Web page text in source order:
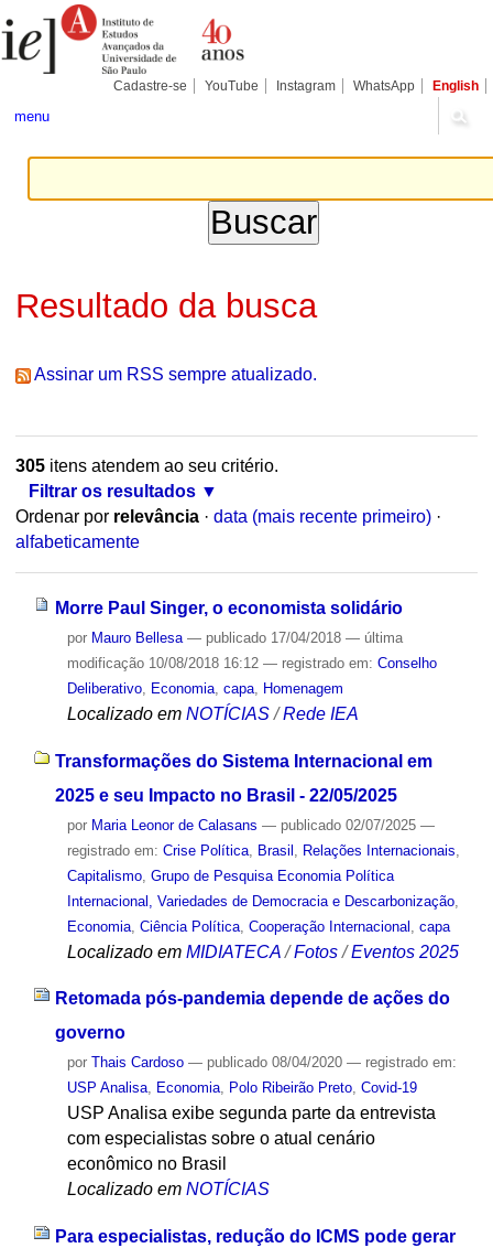
para
conteúdo.
Pessoais
Cadastre-se YouTube Instagram WhatsApp English
menu
Resultado da busca
Assinar um RSS sempre atualizado.
305itens atendem ao seu critério.
Filtrar os resultados
Ordenar por relevância · data (mais recente primeiro) ·
alfabeticamente
Morre Paul Singer, o economista solidário
por Mauro Bellesa — publicado17/04/2018 — última
modificação10/08/2018 16:12 — registrado em: Conselho
Deliberativo, Economia, capa, Homenagem
Localizado em NOTÍCIAS /Rede IEA
Transformações do Sistema Internacional em
2025 e seu Impacto no Brasil - 22/05/2025
por Maria Leonor de Calasans — publicado02/07/2025 —
registrado em: Crise Política, Brasil Relações Internacionais
Capitalismo, Grupo de Pesquisa Economia Política
Internacional, Variedades de Democracia e Descarbonização,
Economia, Ciência Política, Cooperação Internacional capa
Localizado em MIDIATECA /Fotos /Eventos 2025
Retomada pós-pandemia depende de ações do
governo
por Thais Cardoso — publicado08/04/2020 — registrado em:
USP Analisa, Economia, Polo Ribeirão Preto, Covid-19
USP Analisa exibe segunda parte da entrevista
com especialistas sobre o atual cenário
econômico no Brasil
Localizado em NOTÍCIAS
Para especialistas, redução do ICMS pode gerar